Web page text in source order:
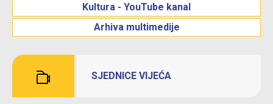
Kultura - YouTube kanal
Arhiva multimedije
SJEDNICE VIJEĆA